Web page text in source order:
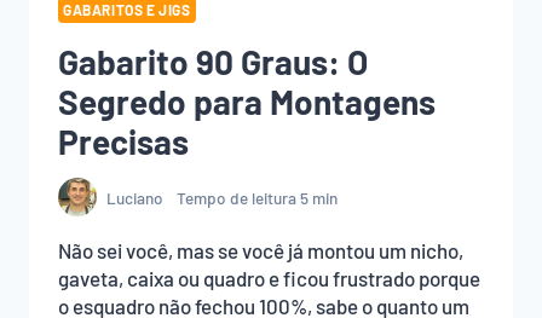
GABARITOS E JIGS
Gabarito 90 Graus: O
Segredo para Montagens
Precisas
Luciano Tempo de leitura5 min
Não sei você, mas se você já montou um nicho,
gaveta, caixa ou quadro e ficou frustrado porque
o esquadro não fechou 100%, sabe o quanto um